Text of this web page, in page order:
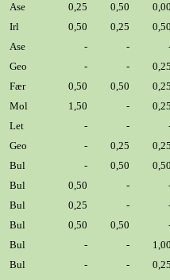
Ase 0,25 0,50
Irl 0,50 0,25
Ase - -
Geo - -
Fær 0,50 0,50
Mol 1,50 -
Let - -
Geo - 0,25
Bul - 0,50
Bul 0,50 -
Bul 0,25 -
Bul 0,50 0,50
Bul - -
Bul - -